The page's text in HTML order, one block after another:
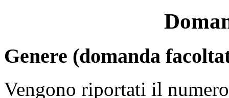
Genere (domanda
Vengono riportati il